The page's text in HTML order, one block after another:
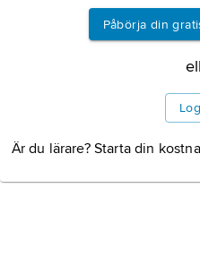
Påbörja din
Är du lärare? Starta din